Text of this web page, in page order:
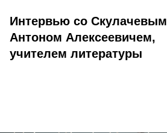
Интервью со Скулачевым
Антоном Алексеевичем,
учителем литературы